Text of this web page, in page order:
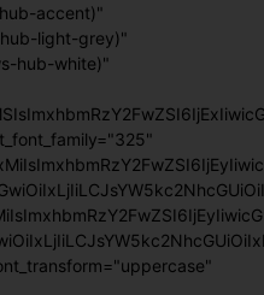
accent)"
light-grey)"
hub-white)"